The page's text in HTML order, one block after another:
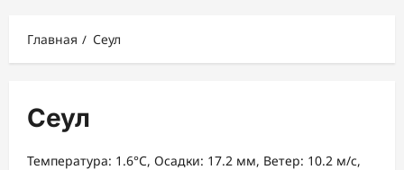
Главная Сеул
Сеул
Температура: 1.6°C, Осадки: 17.2 мм, Ветер: 10.2 м/с,